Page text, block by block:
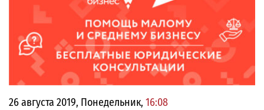
26 августа 2019, Понедельник, 16:08